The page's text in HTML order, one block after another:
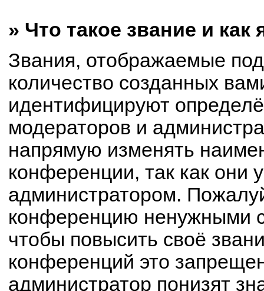
» Что такое звание и как
Звания, отображаемые
количество созданных
идентифицируют
модераторов и
напрямую изменять
конференции, так как они
администратором.
конференцию ненужными
чтобы повысить своё
конференций это
администратор понизят